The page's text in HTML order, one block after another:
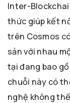
Inter-
thức giúp kết
trên Cosmos
sản với nhau
tại đang bao
chuỗi này có
nghệ không